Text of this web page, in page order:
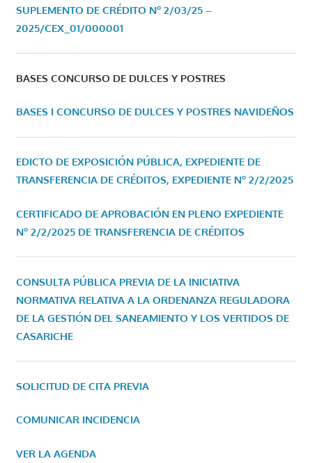
SUPLEMENTO DE CRÉDITO Nº 2/03/25 –
2025/CEX_01/000001
BASES CONCURSO DE DULCES Y POSTRES
BASES I CONCURSO DE DULCES Y POSTRES NAVIDEÑOS
EDICTO DE EXPOSICIÓN PÚBLICA, EXPEDIENTE DE
TRANSFERENCIA DE CRÉDITOS, EXPEDIENTE Nº 2/2/2025
CERTIFICADO DE APROBACIÓN EN PLENO EXPEDIENTE
Nº 2/2/2025 DE TRANSFERENCIA DE CRÉDITOS
CONSULTA PÚBLICA PREVIA DE LA INICIATIVA
NORMATIVA RELATIVA A LA ORDENANZA REGULADORA
DE LA GESTIÓN DEL SANEAMIENTO Y LOS VERTIDOS DE
CASARICHE
SOLICITUD DE CITA PREVIA
COMUNICAR INCIDENCIA
VER LA AGENDA